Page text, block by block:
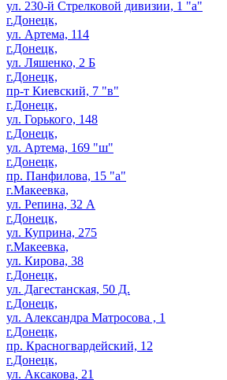
ул. 230-й Стрелковой дивизии, 1 "а"
г.Донецк,
ул. Артема, 114
г.Донецк,
ул. Ляшенко, 2 Б
г.Донецк,
пр-т Киевский, 7 "в"
г.Донецк,
ул. Горького, 148
г.Донецк,
ул. Артема, 169 "ш"
г.Донецк,
пр. Панфилова, 15 "а"
г.Макеевка,
ул. Репина, 32 А
г.Донецк,
ул. Куприна, 275
г.Макеевка,
ул. Кирова, 38
г.Донецк,
ул. Дагестанская, 50 Д.
г.Донецк,
ул. Александра Матросова , 1
г.Донецк,
пр. Красногвардейский, 12
г.Донецк,
ул. Аксакова, 21